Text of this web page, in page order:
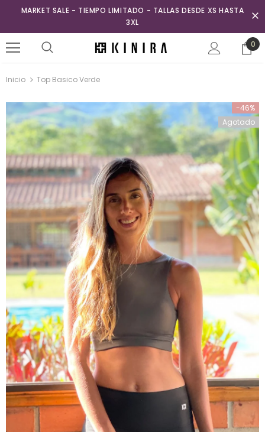
MARKET SALE - TIEMPO LIMITADO - TALLAS DESDE XS HASTA
3XL
0
Inicio Top Basico Verde
-46%
Agotado